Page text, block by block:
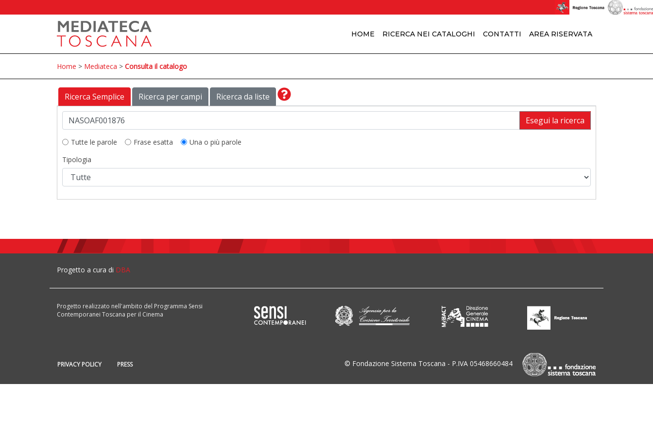
HOME RICERCA NEI CATALOGHI CONTATTI AREA RISERVATA
Home > Mediateca > Consulta il catalogo
Ricerca Semplice Ricerca per campi Ricerca da liste
Esegui la ricerca
Tutte le parole Frase esatta
Una o più parole
Tipologia
Progetto a cura di DBA
Progetto realizzato nell'ambito del Programma Sensi
Contemporanei Toscana per il Cinema
PRIVACY POLICY PRESS © Fondazione Sistema Toscana - P.IVA 05468660484